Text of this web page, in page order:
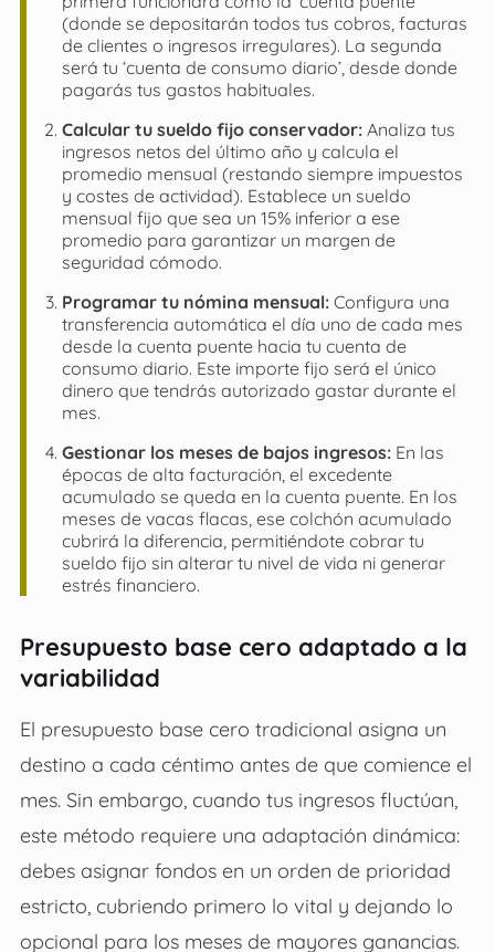
(donde se depositarán todos tus cobros, facturas
de clientes o ingresos irregulares). La segunda
será tu ‘cuenta de consumo diario’, desde donde
pagarás tus gastos habituales.
Calcular tu sueldo fijo conservador:Analiza tus
ingresos netos del último año y calcula el
promedio mensual (restando siempre impuestos
y costes de actividad). Establece un sueldo
mensual fijo que sea un 15% inferior a ese
promedio para garantizar un margen de
seguridad cómodo.
Programar tu nómina mensual:Configura una
transferencia automática el día uno de cada mes
desde la cuenta puente hacia tu cuenta de
consumo diario. Este importe fijo será el único
dinero que tendrás autorizado gastar durante el
mes.
Gestionar los meses de bajos ingresos:En las
épocas de alta facturación, el excedente
acumulado se queda en la cuenta puente. En los
meses de vacas flacas, ese colchón acumulado
cubrirá la diferencia, permitiéndote cobrar tu
sueldo fijo sin alterar tu nivel de vida ni generar
estrés financiero.
Presupuesto base cero adaptado a la
variabilidad
El presupuesto base cero tradicional asigna un
destino a cada céntimo antes de que comience el
mes. Sin embargo, cuando tus ingresos fluctúan,
este método requiere una adaptación dinámica:
debes asignar fondos en un orden de prioridad
estricto, cubriendo primero lo vital y dejando lo
opcional para los meses de mayores ganancias.